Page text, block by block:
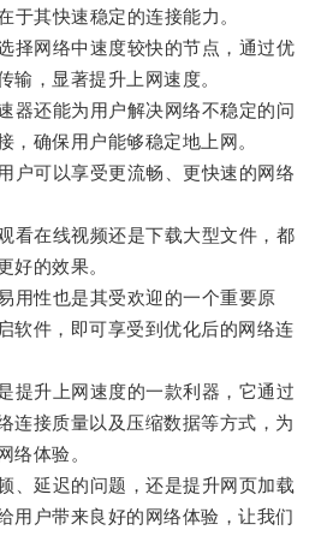
其快速稳定的连接能力。
网络中速度较快的节点，通过优
输，显著提升上网速度。
还能为用户解决网络不稳定的问
，确保用户能够稳定地上网。
可以享受更流畅、更快速的网络
在线视频还是下载大型文件，都
好的效果。
性也是其受欢迎的一个重要原
软件，即可享受到优化后的网络连
升上网速度的一款利器，它通过
连接质量以及压缩数据等方式，为
络体验。
延迟的问题，还是提升网页加载
用户带来良好的网络体验，让我们